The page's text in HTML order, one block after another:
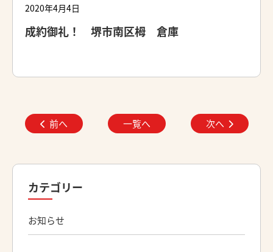
2020年4月4日
成約御礼！ 堺市南区栂 倉庫
前へ 一覧へ 次へ
カテゴリー
お知らせ